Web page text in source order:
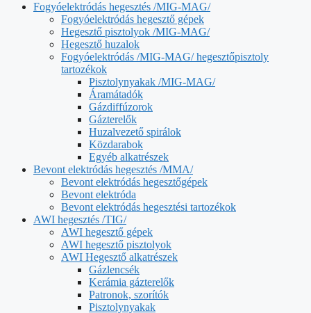
Fogyóelektródás hegesztés /MIG-MAG/
Fogyóelektródás hegesztő gépek
Hegesztő pisztolyok /MIG-MAG/
Hegesztő huzalok
Fogyóelektródás /MIG-MAG/ hegesztőpisztoly
tartozékok
Pisztolynyakak /MIG-MAG/
Áramátadók
Gázdiffúzorok
Gázterelők
Huzalvezető spirálok
Közdarabok
Egyéb alkatrészek
Bevont elektródás hegesztés /MMA/
Bevont elektródás hegesztőgépek
Bevont elektróda
Bevont elektródás hegesztési tartozékok
AWI hegesztés /TIG/
AWI hegesztő gépek
AWI hegesztő pisztolyok
AWI Hegesztő alkatrészek
Gázlencsék
Kerámia gázterelők
Patronok, szorítók
Pisztolynyakak